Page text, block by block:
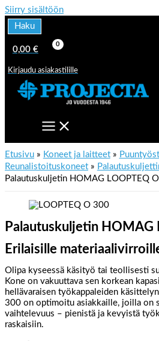
Siirry sisältöön
Haku
0,00 €
Kirjaudu asiakastilille
Etusivu Koneet ja laitteet
Reunalistoituskoneet
Palautuskuljetin HOMAG LOOPTEQ
Palautuskuljetin HOMAG
Erilaisille
Olipa kyseessä käsityö tai teollisesti
Kone on vakuuttava sen korkean
hellävaraisen työkappaleiden
300 on optimoitu asiakkaille, joilla on
vaihtelevuus – pienistä ja kevyistä
raskaisiin.